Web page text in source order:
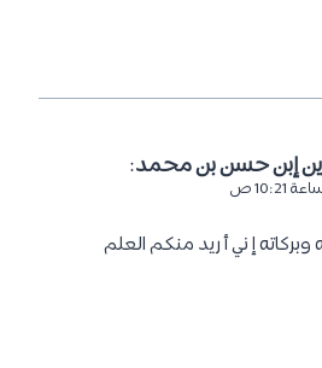
إبن حسن بن محمد:
إ ني أ ريد منكم العلم